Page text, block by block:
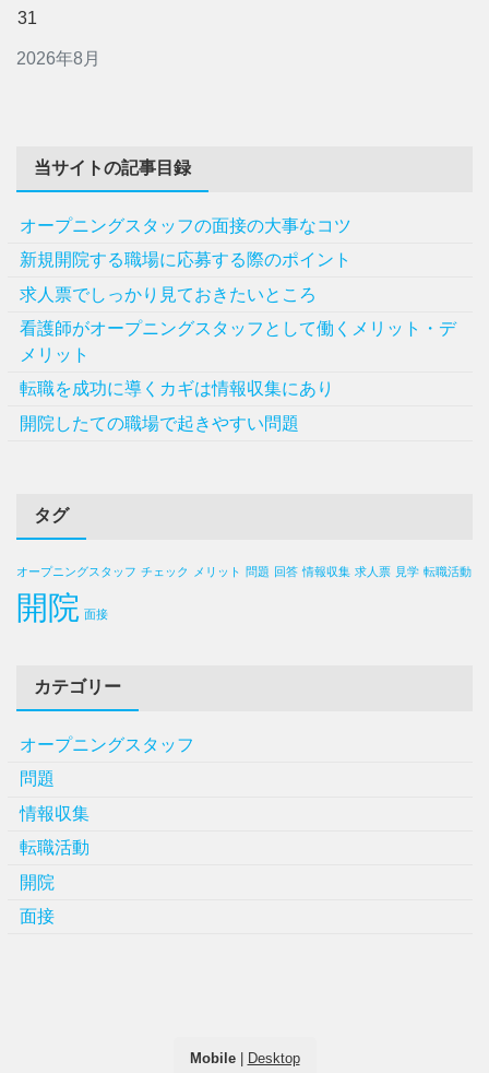
2026年8月
31
当サイトの記事目録
オープニングスタッフの面接の大事なコツ
新規開院する職場に応募する際のポイント
求人票でしっかり見ておきたいところ
看護師がオープニングスタッフとして働くメリット・デ
メリット
転職を成功に導くカギは情報収集にあり
開院したての職場で起きやすい問題
タグ
オープニングスタッフ チェック メリット 問題 回答 情報収集 求人票 見学 転職活動
開院 面接
カテゴリー
オープニングスタッフ
問題
情報収集
転職活動
開院
面接
Mobile| Desktop